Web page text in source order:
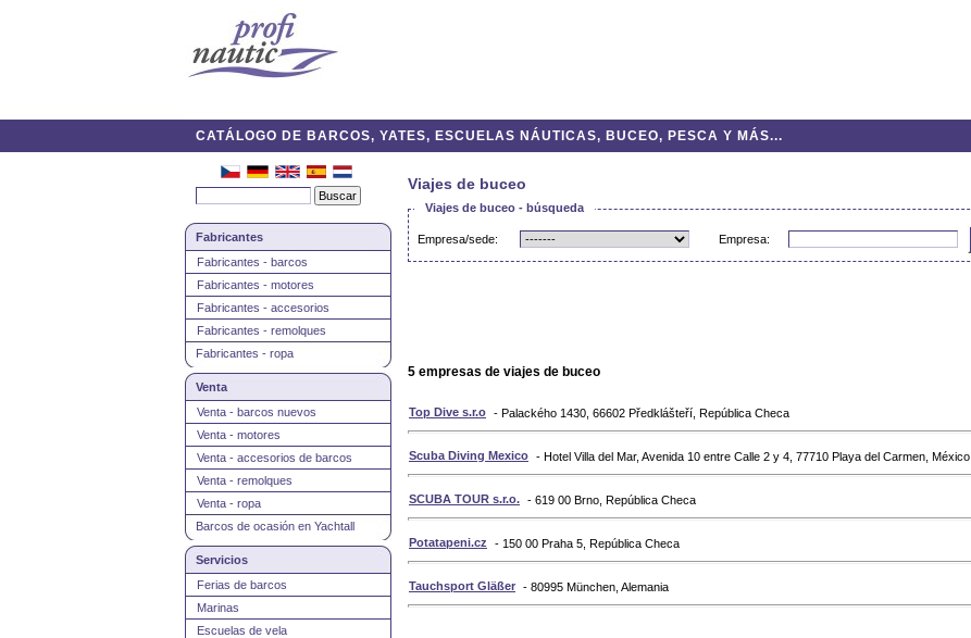
CATÁLOGO DE BARCOS, YATES, ESCUELAS NÁUTICAS, BUCEO, PESCA Y MÁS...
Fabricantes
Fabricantes - barcos
Fabricantes - motores
Fabricantes - accesorios
Fabricantes - remolques
Fabricantes - ropa
Venta
Venta - barcos nuevos
Venta - motores
Venta - accesorios de barcos
Venta - remolques
Venta - ropa
Barcos de ocasión en Yachtall
Servicios
Ferias de barcos
Marinas
Escuelas de vela
Viajes de buceo
Viajes de buceo - búsqueda
Empresa/sede: Empresa:
5 empresas de viajes de buceo
Top Dive s.r.o - Palackého 1430, 66602 Předklášteří, República Checa
Scuba Diving Mexico - Hotel Villa del Mar, Avenida 10 entre Calle 2 y 4, 77710 Playa del Carmen, México
SCUBA TOUR s.r.o. - 619 00 Brno, República Checa
Potatapeni.cz - 150 00 Praha 5, República Checa
Tauchsport Gläßer - 80995 München, Alemania